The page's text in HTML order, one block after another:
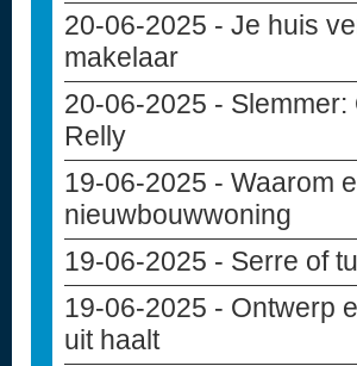
20-06-2025 - Je huis
makelaar
20-06-2025 -
Relly
19-06-2025 - Waarom
nieuwbouwwoning
19-06-2025 - Serre of
19-06-2025 - Ontwerp
uit haalt